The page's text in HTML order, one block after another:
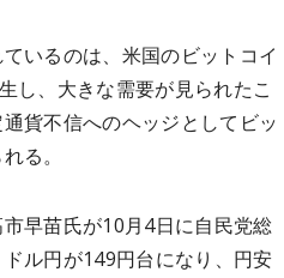
いるのは、米国のビットコイ
し、大きな需要が見られたこ
貨不信へのヘッジとしてビッ
る。
早苗氏が10月4日に自民党総
ル円が149円台になり、円安